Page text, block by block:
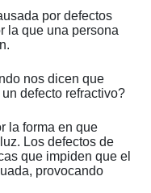
por defectos
la que una persona
nos dicen que
defecto refractivo?
la forma en que
Los defectos de
que impiden que el
provocando